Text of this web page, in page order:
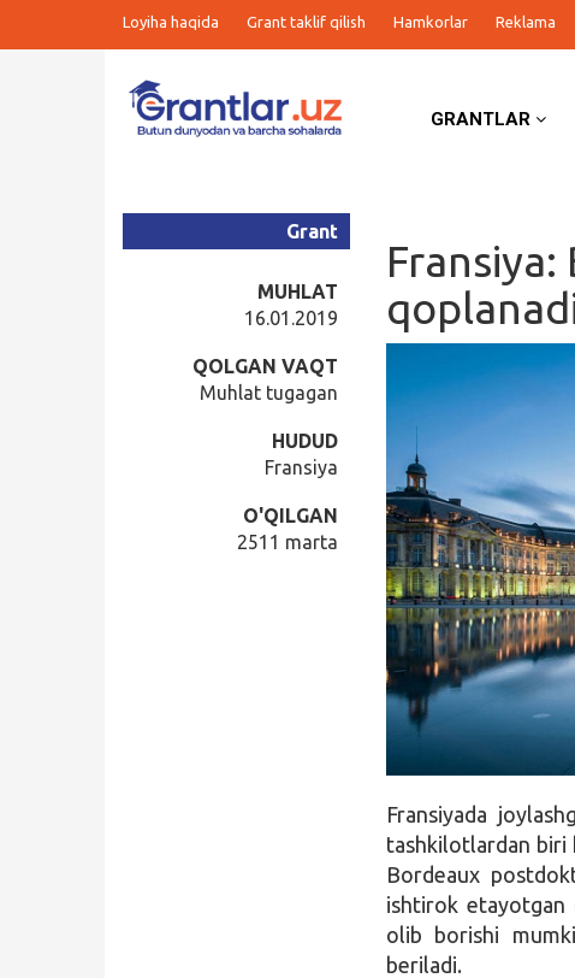
Loyiha haqida Grant taklif qilish Hamkorlar Reklama
GRANTLAR
Grant
MUHLAT
16.01.2019
QOLGAN VAQT
Muhlat tugagan
HUDUD
Fransiya
O'QILGAN
2511 marta
Fransiyada
tashkilotlardan biri
Bordeaux
ishtirok etayotgan
olib borishi
beriladi.